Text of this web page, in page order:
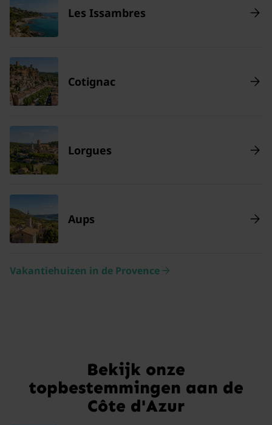
Les Issambres
Cotignac
Lorgues
Aups
Vakantiehuizen in de Provence
Bekijk onze
topbestemmingen aan de
Côte d'Azur